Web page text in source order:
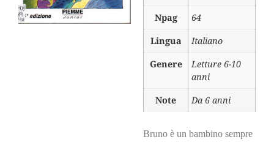
Npag
64
Lingua
Italiano
Genere
Letture 6-10
anni
Note
Da 6 anni
Bruno è un bambino sempre